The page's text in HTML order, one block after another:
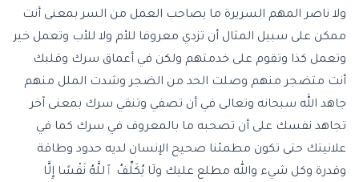
ولا ناصر المهم السريرة ما يصاحب العمل من السر بمعنى أنت
ممكن على سبيل المثال أن تزدي معروفا للأم ولا للأب وتعمل خير
وتعمل كذا وتقوم على خدمتهم ولكن في أعماق سرك وقلبك
أنت متضجر منهم وصلت الحد من الضجر وشدت الملل منهم
جاهد الله سبحانه وتعالى في أن تصفي وتنقي سرك بمعنى آخر
تجاهد نفسك على أن تصحبه ما بالمعروف في سرك كما في
علانيتك حتى تكون مطمئنا صحيح الإنسان لديه حدود وطاقة
وقدرة وكل شيء والله مطلع عليك ولَا يُكَلِّفُ ٱللَّهُ نَفْسًا إِلَّا